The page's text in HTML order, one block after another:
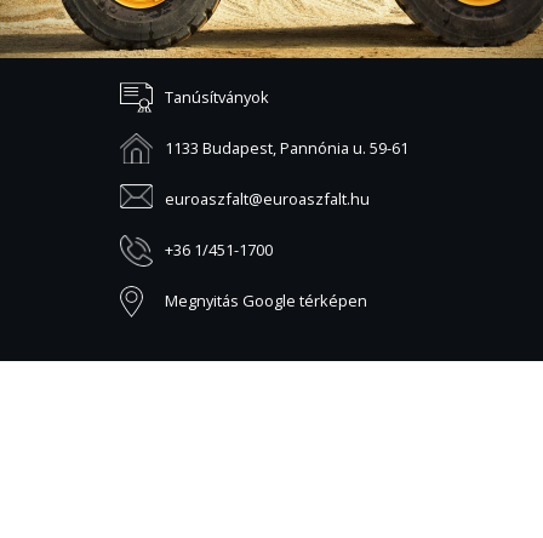
Tanúsítványok
1133 Budapest, Pannónia u. 59-61
euroaszfalt@euroaszfalt.hu
+36 1/451-1700
Megnyitás Google térképen